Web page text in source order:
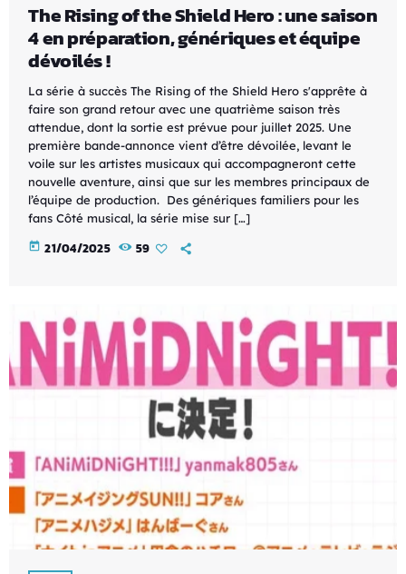
The Rising of the Shield Hero : une saison
4 en préparation, génériques et équipe
dévoilés !
La série à succès The Rising of the Shield Hero s'apprête à
faire son grand retour avec une quatrième saison très
attendue, dont la sortie est prévue pour juillet 2025. Une
première bande-annonce vient d’être dévoilée, levant le
voile sur les artistes musicaux qui accompagneront cette
nouvelle aventure, ainsi que sur les membres principaux de
l’équipe de production. Des génériques familiers pour les
fans Côté musical, la série mise sur […]
today 21/04/2025 59